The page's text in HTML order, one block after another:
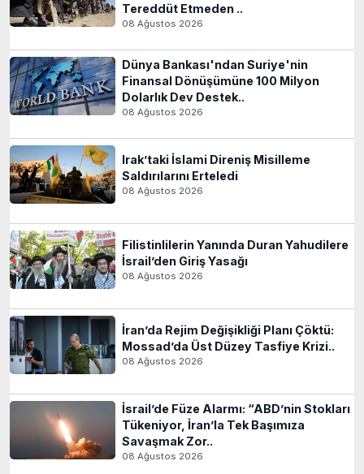
Tereddüt Etmeden ..
08 Ağustos 2026
Dünya Bankası'ndan Suriye'nin
Finansal Dönüşümüne 100 Milyon
Dolarlık Dev Destek..
08 Ağustos 2026
Irak’taki İslami Direniş Misilleme
Saldırılarını Erteledi
08 Ağustos 2026
Filistinlilerin Yanında Duran Yahudilere
İsrail’den Giriş Yasağı
08 Ağustos 2026
İran’da Rejim Değişikliği Planı Çöktü:
Mossad’da Üst Düzey Tasfiye Krizi..
08 Ağustos 2026
İsrail’de Füze Alarmı: “ABD’nin Stokları
Tükeniyor, İran’la Tek Başımıza
Savaşmak Zor..
08 Ağustos 2026